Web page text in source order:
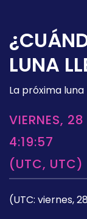
LUNA
La próxima
VIERNES,
4:19:57
(UTC, UTC)
(UTC: viernes,